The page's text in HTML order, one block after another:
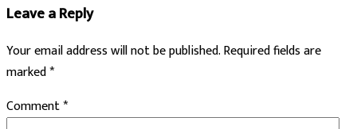
Leave a Reply
Your email address will not be published.Required fields are
marked*
Comment*